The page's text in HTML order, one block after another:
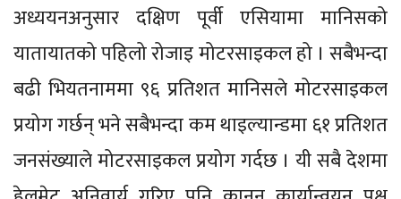
अध्ययनअनुसार दक्षिण पूर्वी एसियामा मानिसको
यातायातको पहिलो रोजाइ मोटरसाइकल हो । सबैभन्दा
बढी भियतनाममा ९६ प्रतिशत मानिसले मोटरसाइकल
प्रयोग गर्छन् भने सबैभन्दा कम थाइल्यान्डमा ६१ प्रतिशत
जनसंख्याले मोटरसाइकल प्रयोग गर्दछ । यी सबै देशमा